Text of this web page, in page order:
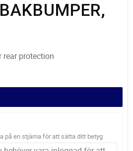
rear protection
på en stjärna för att sätta ditt betyg